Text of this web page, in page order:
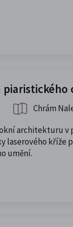
Chrám
architekturu v
laserového kříže
umění.